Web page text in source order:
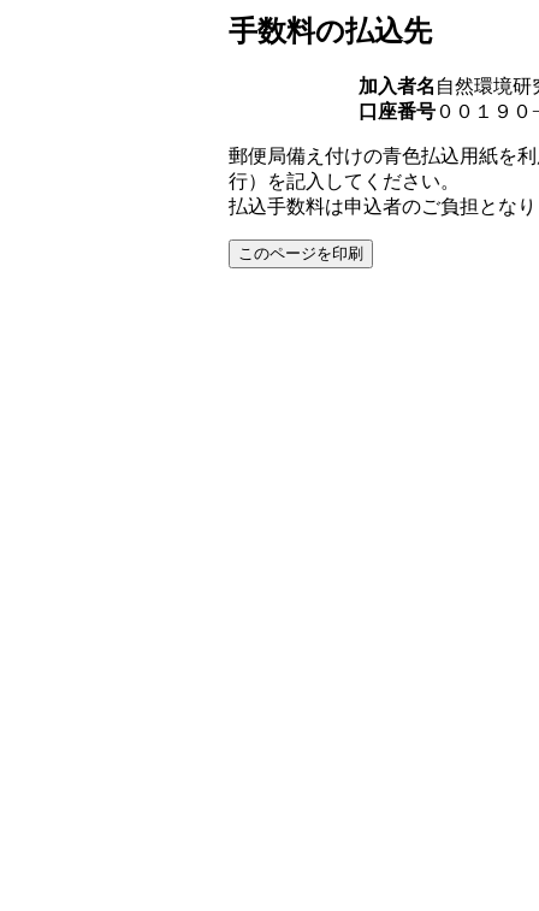
手数料の払込先
加入者名 自然環境
口座番号００１９
郵便局備え付けの青色払込用紙を
行）を記入してください。
払込手数料は申込者のご負担とな